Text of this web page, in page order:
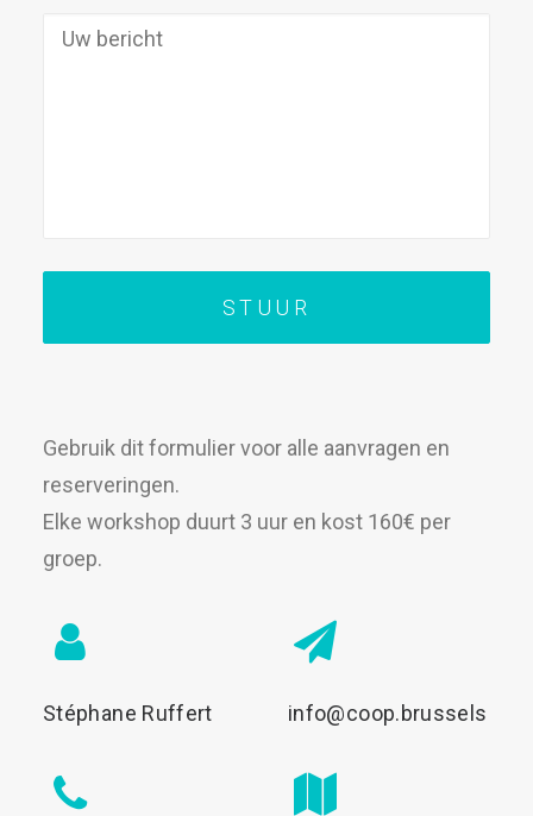
Gebruik dit formulier voor alle aanvragen en
reserveringen.
Elke workshop duurt 3 uur en kost 160€ per
groep.
Stéphane Ruffert info@coop.brussels